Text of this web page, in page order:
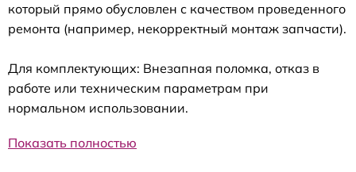
который прямо обусловлен с качеством проведенного
ремонта (например, некорректный монтаж запчасти).
Для комплектующих: Внезапная поломка, отказ в
работе или техническим параметрам при
нормальном использовании.
Показать полностью